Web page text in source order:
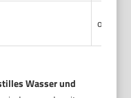
optimal
Wasser und